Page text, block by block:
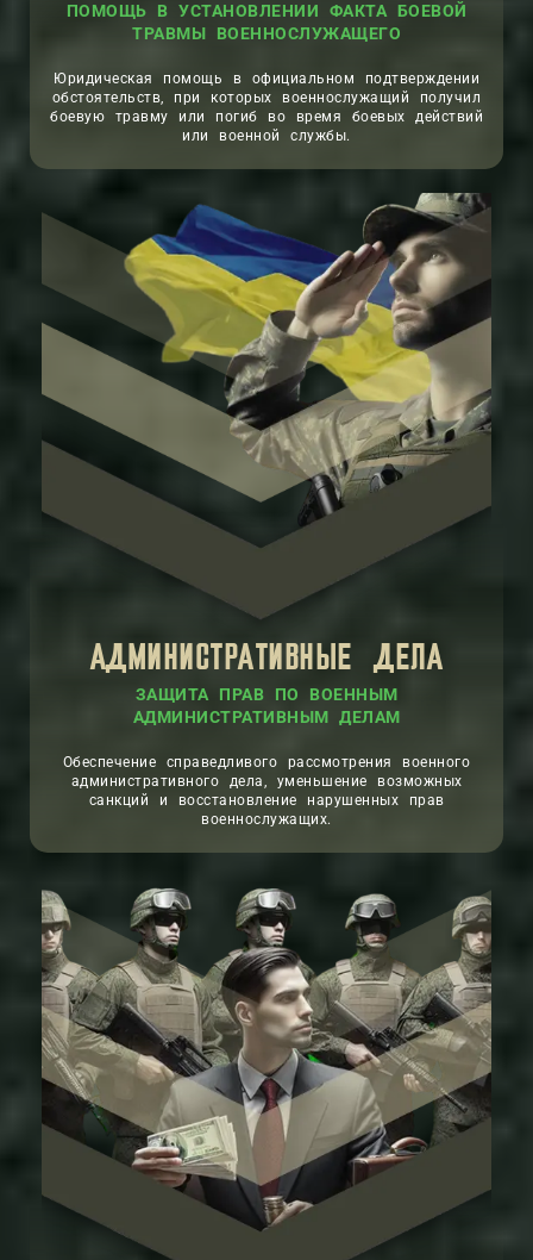
ПОМОЩЬ В УСТАНОВЛЕНИИ ФАКТА БОЕВОЙ
ТРАВМЫ ВОЕННОСЛУЖАЩЕГО
Юридическая помощь в официальном подтверждении
обстоятельств, при которых военнослужащий получил
боевую травму или погиб во время боевых действий
или военной службы.
АДМИНИСТРАТИВНЫЕ ДЕЛА
ЗАЩИТА ПРАВ ПО ВОЕННЫМ
АДМИНИСТРАТИВНЫМ ДЕЛАМ
Обеспечение справедливого рассмотрения военного
административного дела, уменьшение возможных
санкций и восстановление нарушенных прав
военнослужащих.